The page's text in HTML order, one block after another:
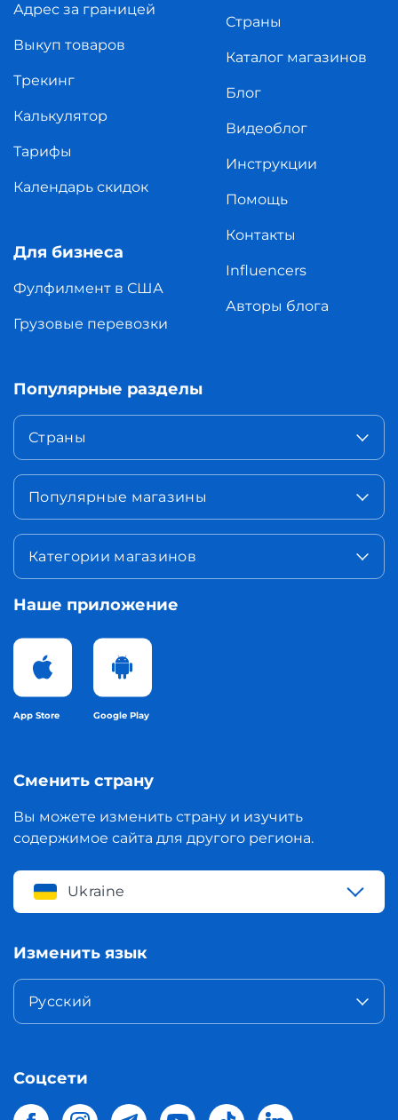
Адрес за границей
Выкуп товаров
Трекинг
Калькулятор
Тарифы
Календарь скидок
Для бизнеса
Фулфилмент в США
Грузовые перевозки
Страны
Каталог магазинов
Блог
Видеоблог
Инструкции
Помощь
Контакты
Influencers
Авторы блога
Популярные разделы
Страны
Популярные магазины
Категории магазинов
Наше приложение
App Store Google Play
Сменить страну
Вы можете изменить страну и изучить
содержимое сайта для другого региона.
Ukraine
Изменить язык
Русский
Соцсети